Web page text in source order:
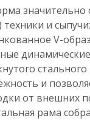
значительно
техники и
V-
и
от внешних
рама